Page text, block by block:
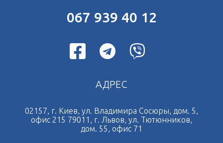
067 939 40 12
АДРЕС
02157, г. Киев, ул. Владимира Сосюры, дом. 5,
офис 215 79011, г. Львов, ул. Тютюнников,
дом. 55, офис 71